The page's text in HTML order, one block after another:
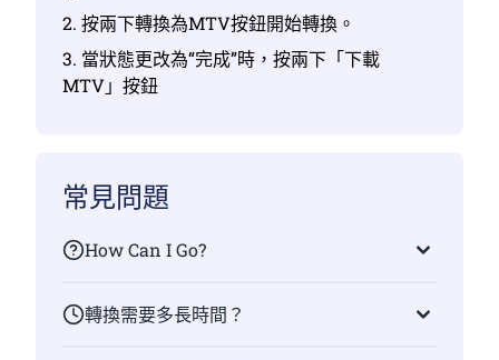
2. 按兩下轉換為MTV按鈕開始轉換。
3. 當狀態更改為“完成”時，按兩下「下載
MTV」按鈕
常見問題
How Can I Go?
轉換需要多長時間？